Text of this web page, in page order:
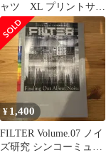
ャツ XL プリントサイ
ン入両面じゃけトー
ト セット
¥ 1,400
FILTER Volume.07 ノイ
ズ研究 シンコーミュー